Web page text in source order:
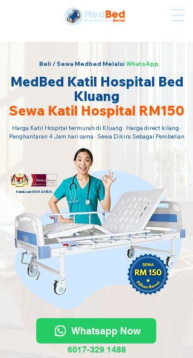
Beli / Sewa Medbed MelaluiWhatsApp.
MedBed Katil Hospital Bed
Kluang
Sewa Katil Hospital RM150
Harga Katil Hospital termurah di Kluang · Harga direct kilang ·
Penghantaran 4 Jam hari sama · Sewa Dikira Sebagai Pembelian
Kelulusan KKM & MDA
Whatsapp Now
6017-329 1488